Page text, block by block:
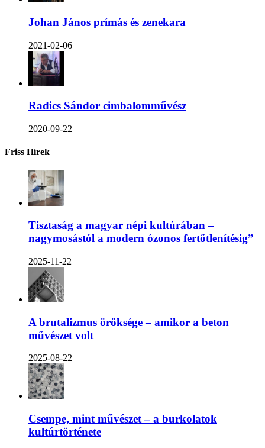
Johan János prímás és zenekara
2021-02-06
Radics Sándor cimbalomművész
2020-09-22
Friss Hírek
Tisztaság a magyar népi kultúrában –
nagymosástól a modern ózonos fertőtlenítésig”
2025-11-22
A brutalizmus öröksége – amikor a beton
művészet volt
2025-08-22
Csempe, mint művészet – a burkolatok
kultúrtörténete